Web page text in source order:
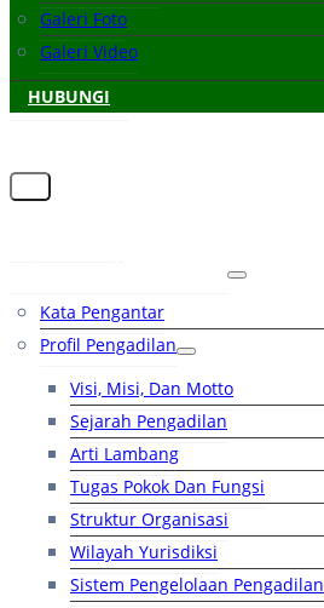
Galeri Foto
Galeri Video
HUBUNGI
Kata Pengantar
Profil Pengadilan
Visi, Misi, Dan Motto
Sejarah Pengadilan
Arti Lambang
Tugas Pokok Dan Fungsi
Struktur Organisasi
Wilayah Yurisdiksi
Sistem Pengelolaan Pengadilan